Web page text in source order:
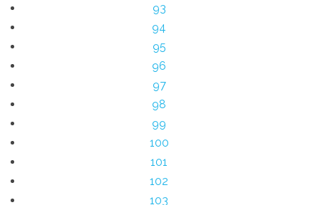
93
94
95
96
97
98
99
100
101
102
103